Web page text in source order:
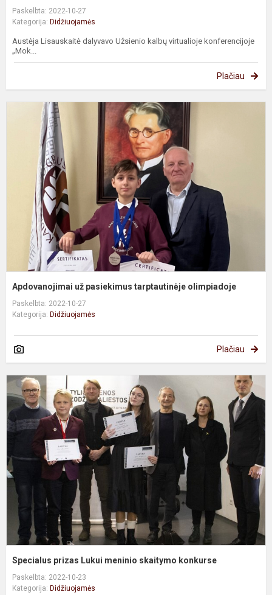
Paskelbta: 2022-10-27
Kategorija: Didžiuojamės
Austėja Lisauskaitė dalyvavo Užsienio kalbų virtualioje konferencijoje
„Mok...
Plačiau
Apdovanojimai už pasiekimus tarptautinėje olimpiadoje
Paskelbta: 2022-10-27
Kategorija: Didžiuojamės
Plačiau
Specialus prizas Lukui meninio skaitymo konkurse
Paskelbta: 2022-10-23
Kategorija: Didžiuojamės